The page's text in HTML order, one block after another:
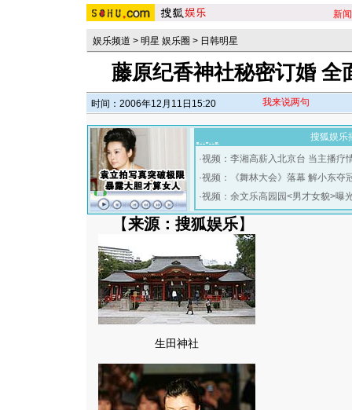
新闻
娱乐频道 > 明星 娱乐圈 > 日韩明星
藤原纪香神社秘密订婚 全
时间：2006年12月11日15:20 我来说两句
搜狐娱乐
·视频：李湘高薪入北京台 当主播疗
·视频：《舞林大会》落幕 解小东夺
·视频：余文乐高园园<男才女貌>曝
【来源：搜狐娱乐】
生田神社